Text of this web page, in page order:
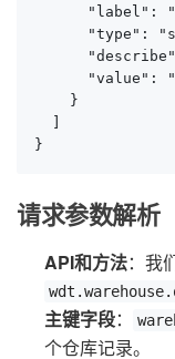
"label": "
"type":
"value":
    }
}
请求参数解析
API和方法：我
主键字段：
个仓库记录。